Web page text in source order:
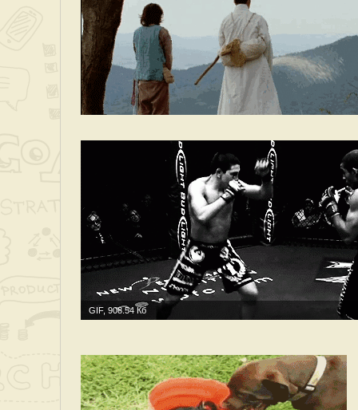
GIF, 908.54 Кб